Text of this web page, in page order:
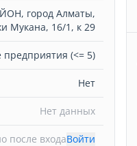
город Алматы,
Мукана, 16/1, к 29
(<= 5)
Нет
Нет данных
после входаВойти